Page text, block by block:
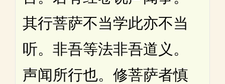
其行菩萨不当学此亦不当
听。非吾等法非吾道义。
声闻所行也。修菩萨者慎